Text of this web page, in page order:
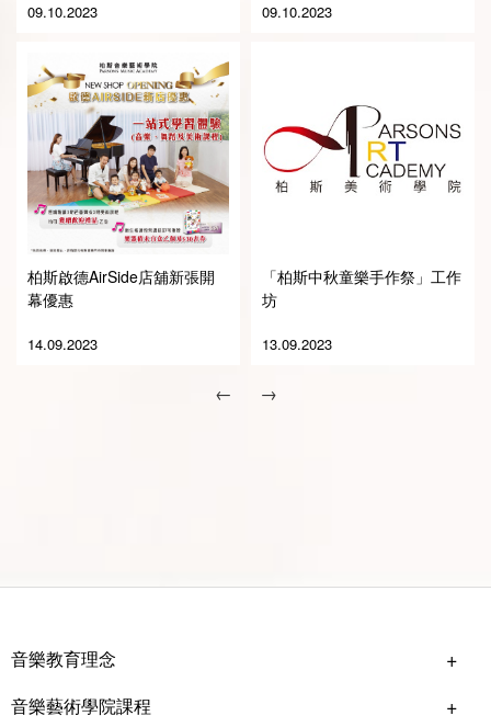
09.10.2023 09.10.2023
柏斯啟德AirSide店舖新張開
幕優惠
14.09.2023
「柏斯中秋童樂手作祭」工作
坊
13.09.2023
← →
音樂教育理念
音樂藝術學院課程